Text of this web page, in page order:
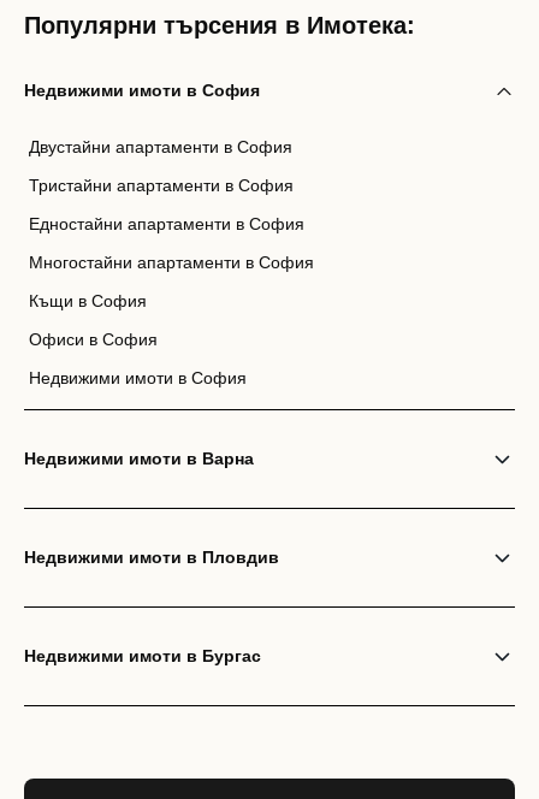
Популярни търсения в Имотека:
Недвижими имоти в София
Двустайни апартаменти в София
Тристайни апартаменти в София
Едностайни апартаменти в София
Многостайни апартаменти в София
Къщи в София
Офиси в София
Недвижими имоти в София
Недвижими имоти в Варна
Недвижими имоти в Пловдив
Недвижими имоти в Бургас